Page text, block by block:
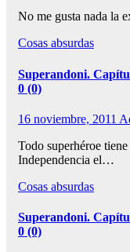
No me gusta nada la
Cosas absurdas
Superandoni.
0 (0)
16 noviembre, 2011
Todo superhéroe
Independencia el…
Cosas absurdas
Superandoni.
0 (0)